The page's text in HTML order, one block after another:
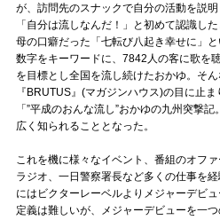
が、訪問先のスナックで自分の活動を説
「自分は流しなんだ！」と初めて認識した
母の口癖だった「七転び八起き幸せに」
数字をキーワードに、7842人の客に歌を
を目標とし全国を流し続けたおかゆ。そ
『BRUTUS』(マガジンハウス)の目に止
「”平成のおんな流し”おかゆの九州突撃
広く知られることとなった。
これを機に様々なイベント、番組のオフ
ラジオ、一日警察署長など多くの仕事を
にはビクターレーベルよりメジャーデビ
定義は難しいが、メジャーデビューを一